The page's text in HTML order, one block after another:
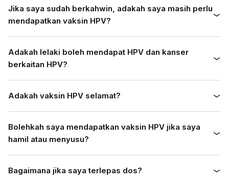
Jika saya sudah berkahwin, adakah saya masih perlu
mendapatkan vaksin HPV?
Adakah lelaki boleh mendapat HPV dan kanser
berkaitan HPV?
Adakah vaksin HPV selamat?
Bolehkah saya mendapatkan vaksin HPV jika saya
hamil atau menyusu?
Bagaimana jika saya terlepas dos?